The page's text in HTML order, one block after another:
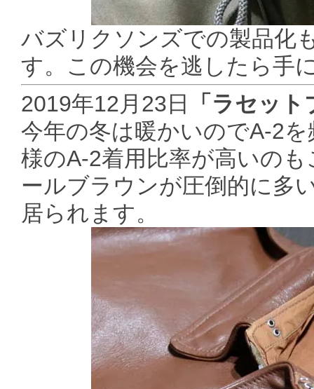
バズリクソンズでの製品化
す。この機会を逃したら手
2019年12月23日
「ラセッ
今年の冬は暖かいのでA-2
様のA-2着用比率が高いの
ールブラウンが圧倒的に多
居られます。